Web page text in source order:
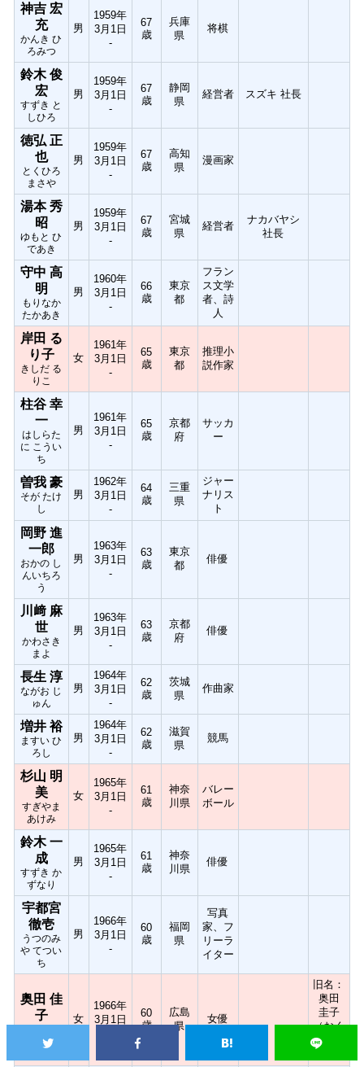
神吉 宏
充
かんき ひ
ろみつ
男
1959年
3月1日
-
67
歳
兵庫
県
将棋
鈴木 俊
宏
すずき と
しひろ
男
1959年
3月1日
-
67
歳
静岡
県
経営者 スズキ 社長
徳弘 正
也
とくひろ
まさや
男
1959年
3月1日
-
67
歳
高知
県
漫画家
湯本 秀
昭
ゆもと ひ
であき
男
1959年
3月1日
-
67
歳
宮城
県
経営者
ナカバヤシ
社長
守中 高
明
もりなか
たかあき
男
1960年
3月1日
-
66
歳
東京
都
フラン
ス文学
者、詩
人
岸田 る
り子
きしだ る
りこ
女
1961年
3月1日
-
65
歳
東京
都
推理小
説作家
柱谷 幸
一
はしらた
に こうい
ち
男
1961年
3月1日
-
65
歳
京都
府
サッカ
ー
曽我 豪
そが たけ
し
男
1962年
3月1日
-
64
歳
三重
県
ジャー
ナリス
ト
岡野 進
一郎
おかの し
んいちろ
う
男
1963年
3月1日
-
63
歳
東京
都
俳優
川﨑 麻
世
かわさき
まよ
男
1963年
3月1日
-
63
歳
京都
府
俳優
長生 淳
ながお じ
ゅん
男
1964年
3月1日
-
62
歳
茨城
県
作曲家
増井 裕
ますい ひ
ろし
男
1964年
3月1日
-
62
歳
滋賀
県
競馬
杉山 明
美
すぎやま
あけみ
女
1965年
3月1日
-
61
歳
神奈
川県
バレー
ボール
鈴木 一
成
すずき か
ずなり
男
1965年
3月1日
-
61
歳
神奈
川県
俳優
宇都宮
徹壱
うつのみ
や てつい
ち
男
1966年
3月1日
-
60
歳
福岡
県
写真
家、フ
リーラ
イター
奥田 佳
子
いこ
女
1966年
3月1日
60
歳
広島
県
女優
旧名：
奥田
圭子
（おく
だ・け